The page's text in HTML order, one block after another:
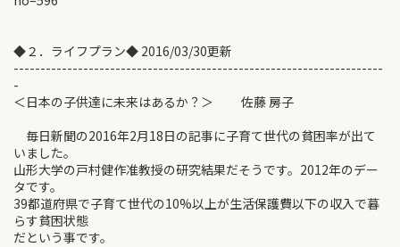
◆２．ライフプラン◆ 2016/03/30更新
---------------------------------------------------------------------
-
＜日本の子供達に未来はあるか？＞ 佐藤 房子
毎日新聞の2016年2月18日の記事に子育て世代の貧困率が出て
いました。
山形大学の戸村健作准教授の研究結果だそうです。2012年のデー
タです。
39都道府県で子育て世代の10%以上が生活保護費以下の収入で暮
らす貧困状態
だという事です。